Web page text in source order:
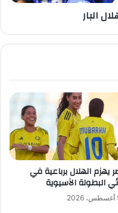
البار
يهزم الهلال برباعية في
البطولة الآسيوية